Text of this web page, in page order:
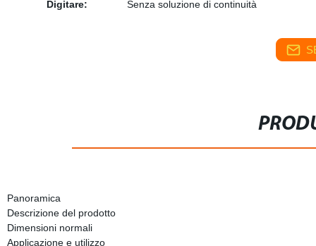
Digitare:
Senza soluzione di continuità
Panoramica
Descrizione del prodotto
Dimensioni normali
Applicazione e utilizzo